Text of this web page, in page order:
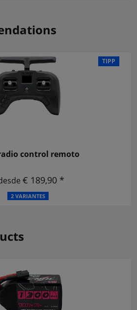
TIPP
radio control remoto
€ 189,90 *
2 VARIANTES